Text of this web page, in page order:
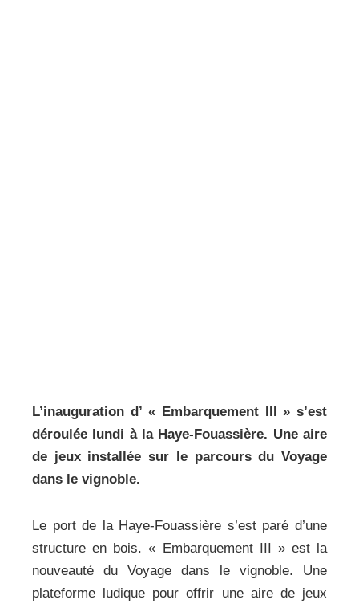
L’inauguration d’ « Embarquement III » s’est
déroulée lundi à la Haye-Fouassière. Une aire
de jeux installée sur le parcours du Voyage
dans le vignoble.
Le port de la Haye-Fouassière s’est paré d’une
structure en bois. « Embarquement III » est la
nouveauté du Voyage dans le vignoble. Une
plateforme ludique pour offrir une aire de jeux